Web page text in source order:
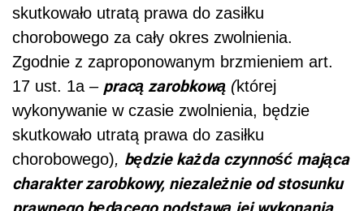
skutkowało utratą prawa do zasiłku
chorobowego za cały okres zwolnienia.
Zgodnie z zaproponowanym brzmieniem art.
17 ust. 1a – pracą zarobkową (której
wykonywanie w czasie zwolnienia, będzie
skutkowało utratą prawa do zasiłku
chorobowego), będzie każda czynność mająca
charakter zarobkowy, niezależnie od stosunku